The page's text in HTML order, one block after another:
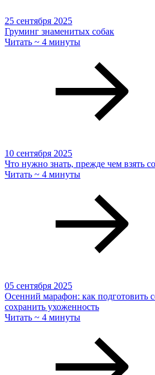
25 сентября 2025
Груминг знаменитых собак
Читать ~ 4 минуты
10 сентября 2025
Что нужно знать, прежде чем взять
Читать ~ 4 минуты
05 сентября 2025
Осенний марафон: как подготовить
сохранить ухоженность
Читать ~ 4 минуты